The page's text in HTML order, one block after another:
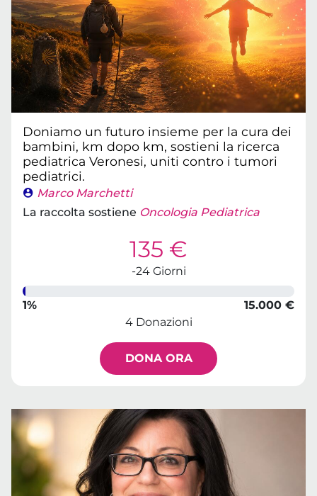
Doniamo un futuro insieme per la cura dei
bambini, km dopo km, sostieni la ricerca
pediatrica Veronesi, uniti contro i tumori
pediatrici.
Marco Marchetti
La raccolta sostiene Oncologia Pediatrica
135 €
-24 Giorni
1%
15.000 €
4 Donazioni
DONA ORA